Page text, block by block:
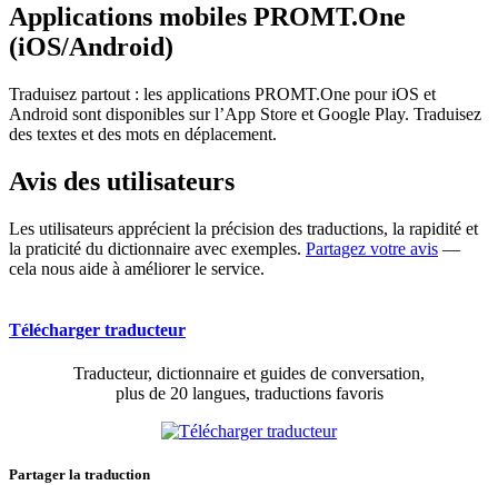
Applications mobiles PROMT.One
(iOS/Android)
Traduisez partout : les applications PROMT.One pour iOS et
Android sont disponibles sur l’App Store et Google Play. Traduisez
des textes et des mots en déplacement.
Avis des utilisateurs
Les utilisateurs apprécient la précision des traductions, la rapidité et
la praticité du dictionnaire avec exemples. Partagez votre avis —
cela nous aide à améliorer le service.
Télécharger traducteur
Traducteur, dictionnaire et guides de conversation,
plus de 20 langues, traductions favoris
Partager la traduction